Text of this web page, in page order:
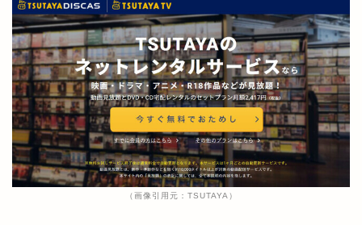
（画像引用元：TSUTAYA）